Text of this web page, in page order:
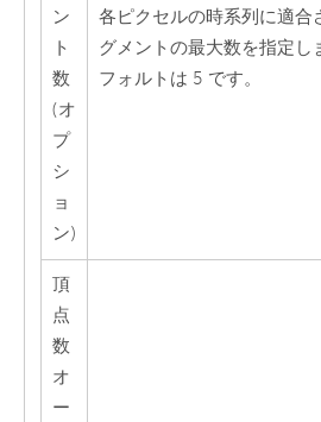
ン
ト
数
(オ
プ
シ
ョ
ン)
各ピクセルの時系列に適合
グメントの最大数を指定し
フォルトは 5 です。
頂
点
数
オ
ー